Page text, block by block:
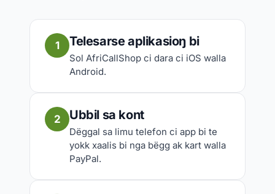
1 Telesarse aplikasioŋ bi
Sol AfriCallShop ci dara ci iOS walla
Android.
2 Ubbil sa kont
Dëggal sa limu telefon ci app bi te
yokk xaalis bi nga bëgg ak kart walla
PayPal.